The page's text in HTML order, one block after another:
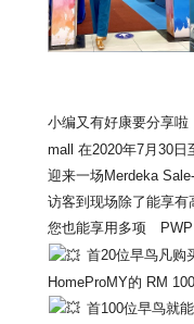
小编又有好康要分享啦
mall 在2020年7月30日
迎来一场Merdeka
访客到现场除了能享有
您也能享用多项
首20位早鸟凡
HomeProMY的 RM
首100位早鸟就